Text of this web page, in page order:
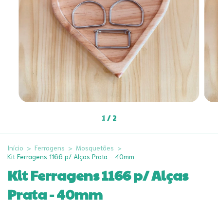
1/2
Início > Ferragens > Mosquetões >
Kit Ferragens 1166 p/ Alças Prata - 40mm
Kit Ferragens 1166 p/ Alças
Prata - 40mm